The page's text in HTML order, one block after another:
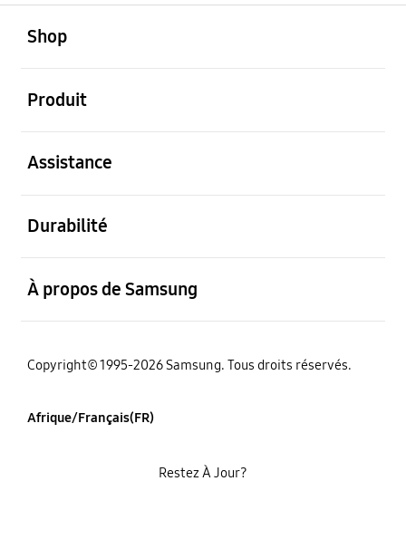
Shop
Produit
Assistance
Durabilité
À propos de Samsung
Copyright© 1995-2026 Samsung. Tous droits réservés.
Afrique/Français(FR)
Restez À Jour?